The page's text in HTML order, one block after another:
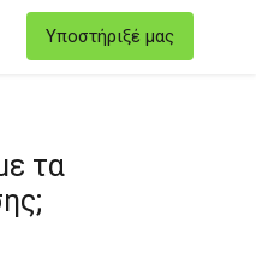
Υποστήριξέ μας
τα